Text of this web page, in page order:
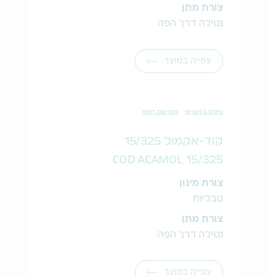
צורת מתן
נטילה דרך הפה
צפייה במוצר
טיפול בכאבים במרשם רופא
קוד-אקמול 15/325
COD ACAMOL 15/325
צורת מינון
טבליות
צורת מתן
נטילה דרך הפה
צפייה במוצר